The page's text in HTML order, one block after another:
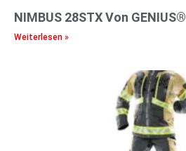
NIMBUS 28STX Von GENIUS®
Weiterlesen »